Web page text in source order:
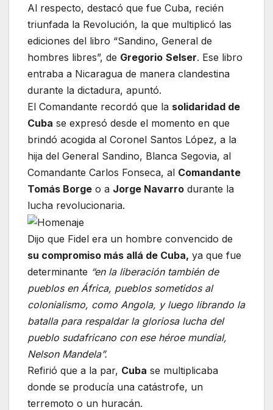
Al respecto, destacó que fue Cuba, recién
triunfada la Revolución, la que multiplicó las
ediciones del libro “Sandino, General de
hombres libres”, de Gregorio Selser. Ese libro
entraba a Nicaragua de manera clandestina
durante la dictadura, apuntó.
El Comandante recordó que la solidaridad de
Cuba se expresó desde el momento en que
brindó acogida al Coronel Santos López, a la
hija del General Sandino, Blanca Segovia, al
Comandante Carlos Fonseca, al Comandante
Tomás Borge o a Jorge Navarro durante la
lucha revolucionaria.
Dijo que Fidel era un hombre convencido de
su compromiso más allá de Cuba, ya que fue
determinante “en la liberación también de
pueblos en África, pueblos sometidos al
colonialismo, como Angola, y luego librando la
batalla para respaldar la gloriosa lucha del
pueblo sudafricano con ese héroe mundial,
Nelson Mandela”.
Refirió que a la par, Cuba se multiplicaba
donde se producía una catástrofe, un
terremoto o un huracán.